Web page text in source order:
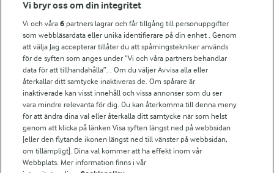
För ägare
Arlas kundportal
Arla.com
Falbygdens Ost
Arla webbshop
Bildbank
Följ oss
Vi bryr oss om din integritet
Vi och våra6 partners lagrar och får tillgång till personuppgifter
som webbläsardata eller unika identifierare på din enhet . Genom
att välja Jag accepterar tillåter du att spårningstekniker används
för de syften som anges under ”Vi och våra partners behandlar
data för att tillhandahålla”. . Om du väljer Avvisa alla eller
återkallar ditt samtycke inaktiveras de. Om spårare är
inaktiverade kan visst innehåll och vissa annonser som du ser
vara mindre relevanta för dig. Du kan återkomma till denna meny
för att ändra dina val eller återkalla ditt samtycke när som helst
genom att klicka på länken Visa syften längst ned på webbsidan
[eller den flytande ikonen längst ned till vänster på webbsidan,
om tillämpligt]. Dina val kommer att ha effekt inom vår
Webbplats. Mer information finns i vår